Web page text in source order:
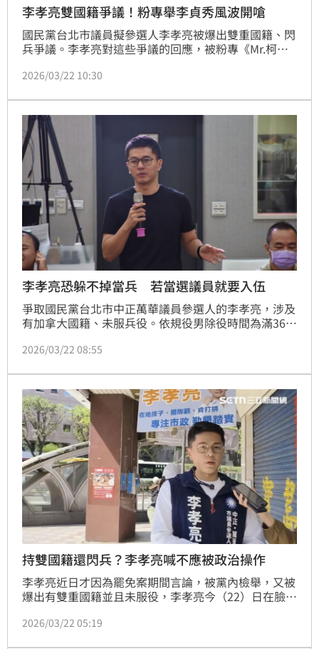
李孝亮雙國籍爭議！粉專舉李貞秀風波開嗆
國民黨台北市議員擬參選人李孝亮被爆出雙重國籍、閃
兵爭議。李孝亮對這些爭議的回應，被粉專《Mr.柯學
用放棄雙重國籍了啦」。
2026/03/22 10:30
李孝亮恐躲不掉當兵 若當選議員就要入伍
爭取國民黨台北市中正萬華議員參選人的李孝亮，涉及
有加拿大國籍、未服兵役。依規役男除役時間為滿36歲
35歲，若在2026九合一選舉中成功選上議員，得在就
未達除役年齡，得入伍服兵役。
2026/03/22 08:55
持雙國籍還閃兵？李孝亮喊不應被政治操作
李孝亮近日才因為罷免案期間言論，被黨內檢舉，又被
爆出有雙重國籍並且未服役，李孝亮今（22）日在臉書
有造假、規避或不實隱匿，也指控責任問題不該被片面
2026/03/22 05:19